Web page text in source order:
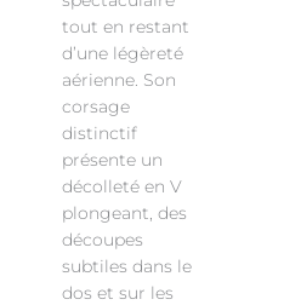
tout en restant
d’une légèreté
aérienne. Son
corsage
distinctif
présente un
décolleté en V
plongeant, des
découpes
subtiles dans le
dos et sur les